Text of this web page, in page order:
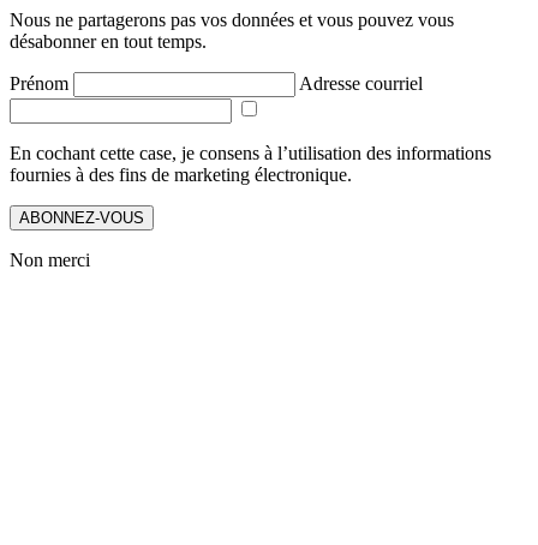
Nous ne partagerons pas vos données et vous pouvez vous
désabonner en tout temps.
Prénom Adresse courriel
En cochant cette case, je consens à l’utilisation des informations
fournies à des fins de marketing électronique.
ABONNEZ-VOUS
Non merci